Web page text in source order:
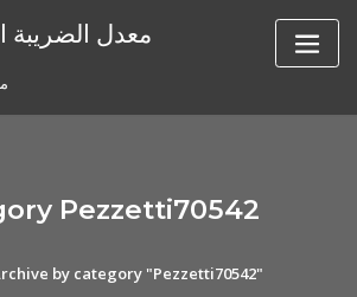
معدل الضريبة
Pezzetti70542
by category "Pezzetti70542"